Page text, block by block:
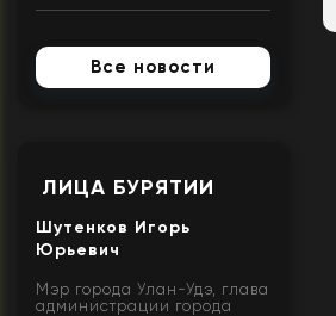
Все новости
ЛИЦА БУРЯТИИ
Шутенков Игорь
Юрьевич
Мэр города Улан-Удэ, глава
администрации города